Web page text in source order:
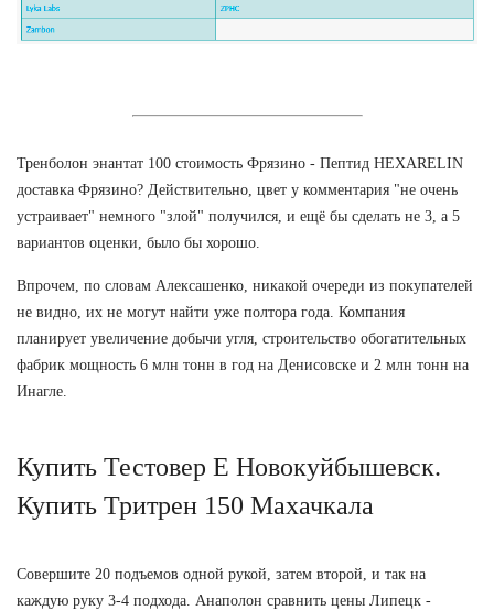
Тренболон энантат 100 стоимость Фрязино - Пептид HEXARELIN
доставка Фрязино? Действительно, цвет у комментария "не очень
устраивает" немного "злой" получился, и ещё бы сделать не 3, а 5
вариантов оценки, было бы хорошо.
Впрочем, по словам Алексашенко, никакой очереди из покупателей
не видно, их не могут найти уже полтора года. Компания
планирует увеличение добычи угля, строительство обогатительных
фабрик мощность 6 млн тонн в год на Денисовске и 2 млн тонн на
Инагле.
Купить Тестовер Е Новокуйбышевск.
Купить Тритрен 150 Махачкала
Совершите 20 подъемов одной рукой, затем второй, и так на
каждую руку 3-4 подхода. Анаполон сравнить цены Липецк -